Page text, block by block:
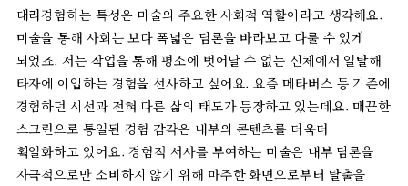
대리경험하는 특성은 미술의 주요한 사회적 역할이라고 생각해요.
미술을 통해 사회는 보다 폭넓은 담론을 바라보고 다룰 수 있게
되었죠.저는 작업을 통해 평소에 벗어날 수 없는 신체에서 일탈해
타자에 이입하는 경험을 선사하고 싶어요.요즘 메타버스 등 기존에
경험하던 시선과 전혀 다른 삶의 태도가등장하고 있는데요.매끈한
스크린으로 통일된 경험 감각은 내부의 콘텐츠를 더욱더
획일화하고 있어요.경험적 서사를 부여하는 미술은 내부 담론을
자극적으로만 소비하지 않기 위해 마주한화면으로부터 탈출을